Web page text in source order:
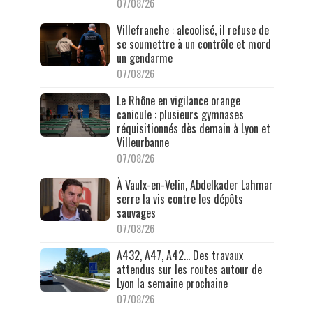
07/08/26
Villefranche : alcoolisé, il refuse de
se soumettre à un contrôle et mord
un gendarme
07/08/26
Le Rhône en vigilance orange
canicule : plusieurs gymnases
réquisitionnés dès demain à Lyon et
Villeurbanne
07/08/26
À Vaulx-en-Velin, Abdelkader Lahmar
serre la vis contre les dépôts
sauvages
07/08/26
A432, A47, A42… Des travaux
attendus sur les routes autour de
Lyon la semaine prochaine
07/08/26